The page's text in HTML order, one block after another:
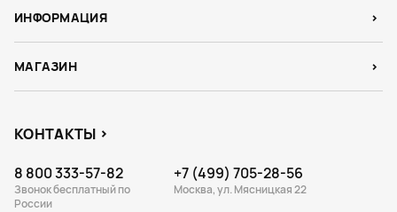
ИНФОРМАЦИЯ
МАГАЗИН
КОНТАКТЫ
8 800 333-57-82
Звонок бесплатный по
России
+7 (499) 705-28-56
Москва, ул. Мясницкая 22